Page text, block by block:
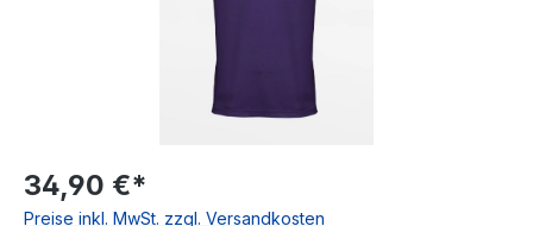
34,90 €*
Preise inkl. MwSt. zzgl. Versandkosten